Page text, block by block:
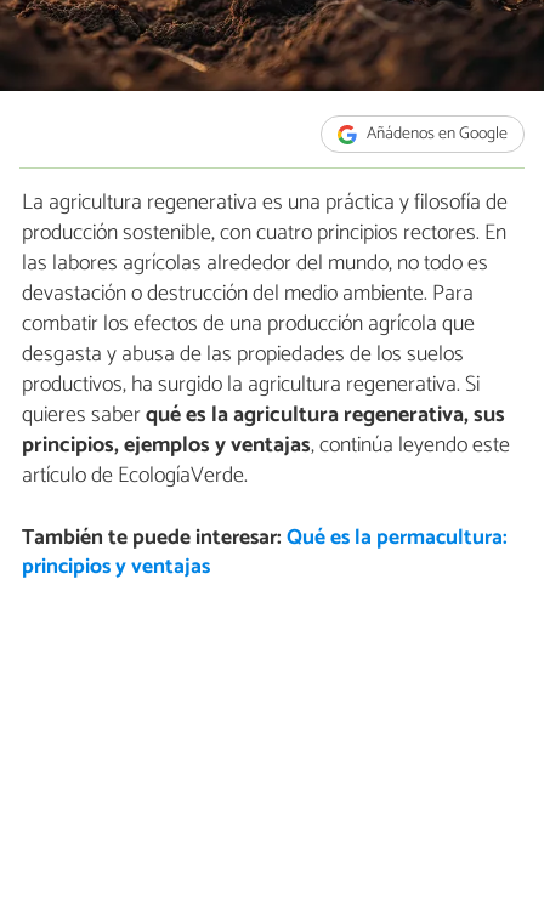
Añádenos en Google
La agricultura regenerativa es una práctica y filosofía de
producción sostenible, con cuatro principios rectores. En
las labores agrícolas alrededor del mundo, no todo es
devastación o destrucción del medio ambiente. Para
combatir los efectos de una producción agrícola que
desgasta y abusa de las propiedades de los suelos
productivos, ha surgido la agricultura regenerativa. Si
quieres saberqué es la agricultura regenerativa, sus
principios, ejemplos y ventajas, continúa leyendo este
artículo de EcologíaVerde.
También te puede interesar:Qué es la permacultura:
principios y ventajas